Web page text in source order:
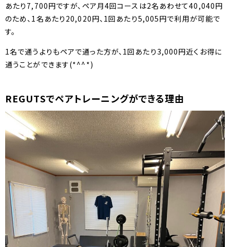
あたり7,700円ですが、ペア月4回コースは2名あわせて40,040円
のため、1名あたり20,020円、1回あたり5,005円で利用が可能で
す。
1名で通うよりもペアで通った方が、1回あたり3,000円近くお得に
通うことができます(*^^*)
REGUTSでペアトレーニングができる理由